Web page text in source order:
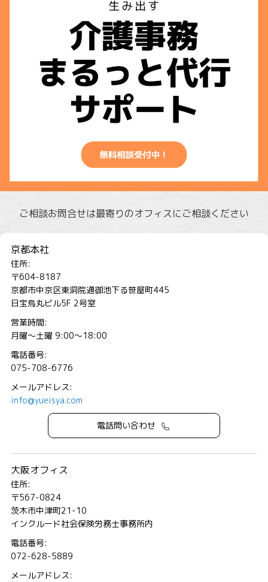
ご相談お問合せは最寄りのオフィスにご相談ください
京都本社
住所:
〒604-8187
京都市中京区東洞院通御池下る笹屋町445
日宝烏丸ビル5F 2号室
営業時間:
月曜～土曜 9:00～18:00
電話番号:
075-708-6776
メールアドレス:
info@yueisya.com
電話問い合わせ
大阪オフィス
住所:
〒567-0824
茨木市中津町21-10
インクルード社会保険労務士事務所内
電話番号:
072-628-5889
メールアドレス: